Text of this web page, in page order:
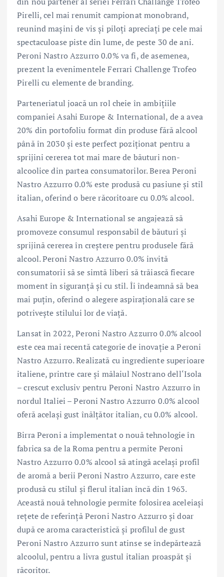
Pirelli, cel mai renumit campionat monobrand,
reunind mașini de vis și piloți apreciați pe cele mai
spectaculoase piste din lume, de peste 30 de ani.
Peroni Nastro Azzurro 0.0% va fi, de asemenea,
prezent la evenimentele Ferrari Challenge Trofeo
Pirelli cu elemente de branding.
Parteneriatul joacă un rol cheie în ambițiile
companiei Asahi Europe & International, de a avea
20% din portofoliu format din produse fără alcool
până în 2030 și este perfect poziționat pentru a
sprijini cererea tot mai mare de băuturi non-
alcoolice din partea consumatorilor. Berea Peroni
Nastro Azzurro 0.0% este produsă cu pasiune și stil
italian, oferind o bere răcoritoare cu 0.0% alcool.
Asahi Europe & International se angajează să
promoveze consumul responsabil de băuturi și
sprijină cererea în creștere pentru produsele fără
alcool. Peroni Nastro Azzurro 0.0% invită
consumatorii să se simtă liberi să trăiască fiecare
moment în siguranță și cu stil. Îi îndeamnă să bea
mai puțin, oferind o alegere aspirațională care se
potrivește stilului lor de viață.
Lansat în 2022, Peroni Nastro Azzurro 0.0% alcool
este cea mai recentă categorie de inovație a Peroni
Nastro Azzurro. Realizată cu ingrediente superioare
italiene, printre care și mălaiul Nostrano dell‘Isola
– crescut exclusiv pentru Peroni Nastro Azzurro în
nordul Italiei – Peroni Nastro Azzurro 0.0% alcool
oferă același gust înălțător italian, cu 0.0% alcool.
Birra Peroni a implementat o nouă tehnologie în
fabrica sa de la Roma pentru a permite Peroni
Nastro Azzurro 0.0% alcool să atingă același profil
de aromă a berii Peroni Nastro Azzurro, care este
produsă cu stilul și flerul italian încă din 1963.
Această nouă tehnologie permite folosirea aceleiași
rețete de referință Peroni Nastro Azzurro și doar
după ce aroma caracteristică și profilul de gust
Peroni Nastro Azzurro sunt atinse se îndepărtează
alcoolul, pentru a livra gustul italian proaspăt și
răcoritor.